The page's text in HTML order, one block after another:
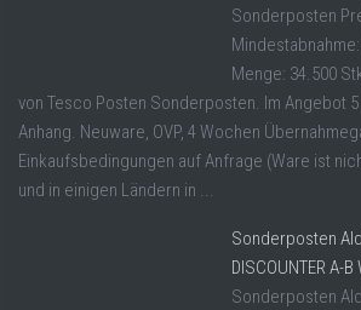
Sonderposten
Menge: 34.500
von Tesco Posten Sonderposten. Im Angebot
Anhang. Neuware, OVP, 4 Wochen
Einkaufsbedingungen auf Anfrage (Ware ist
und in einigen Ländern in ...
Sonderposten
DISCOUNTER A-B
Sonderposten